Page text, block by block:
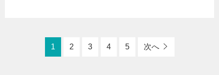
1 2 3 4 5 次へ